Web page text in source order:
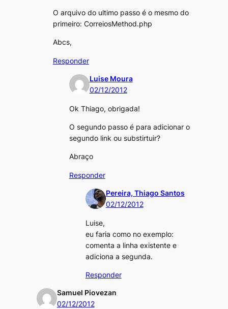
O arquivo do ultimo passo é o mesmo do
primeiro: CorreiosMethod.php
Abcs,
Responder
Luise Moura
02/12/2012
Ok Thiago, obrigada!
O segundo passo é para adicionar o
segundo link ou substirtuir?
Abraço
Responder
Pereira, Thiago Santos
02/12/2012
Luise,
eu faria como no exemplo:
comenta a linha existente e
adiciona a segunda.
Responder
Samuel Piovezan
02/12/2012